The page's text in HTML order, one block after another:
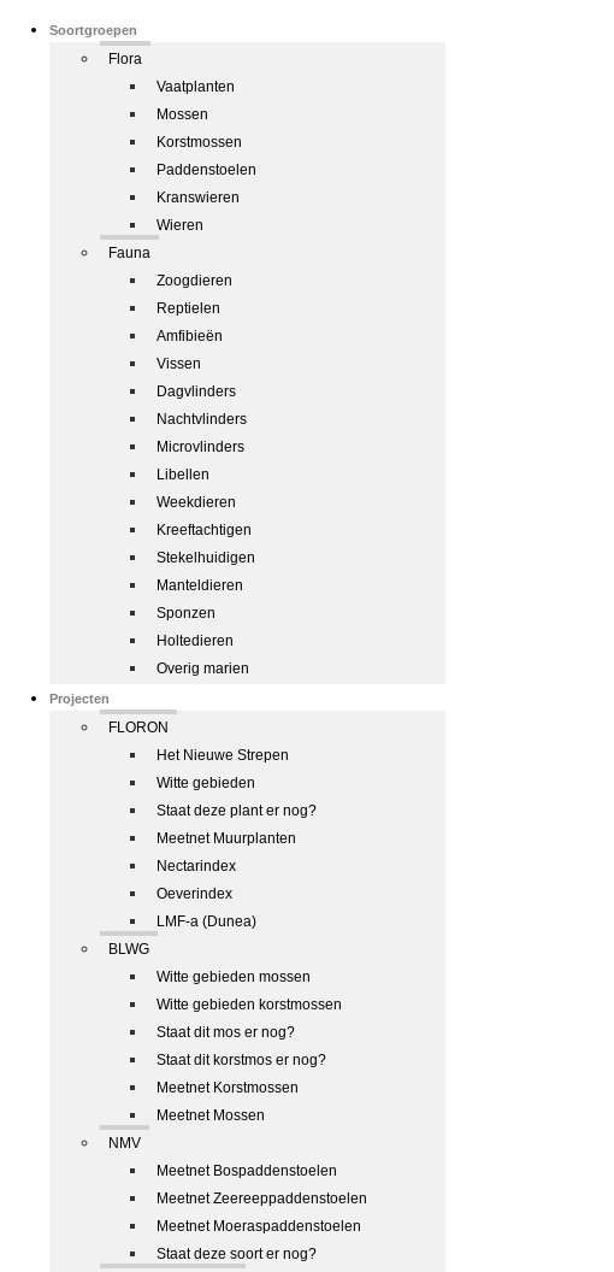
Soortgroepen
Flora
Vaatplanten
Mossen
Korstmossen
Paddenstoelen
Kranswieren
Wieren
Fauna
Zoogdieren
Reptielen
Amfibieën
Vissen
Dagvlinders
Nachtvlinders
Microvlinders
Libellen
Weekdieren
Kreeftachtigen
Stekelhuidigen
Manteldieren
Sponzen
Holtedieren
Overig marien
Projecten
FLORON
Het Nieuwe Strepen
Witte gebieden
Staat deze plant er nog?
Meetnet Muurplanten
Nectarindex
Oeverindex
LMF-a (Dunea)
BLWG
Witte gebieden mossen
Witte gebieden korstmossen
Staat dit mos er nog?
Staat dit korstmos er nog?
Meetnet Korstmossen
Meetnet Mossen
NMV
Meetnet Bospaddenstoelen
Meetnet Zeereeppaddenstoelen
Meetnet Moeraspaddenstoelen
Staat deze soort er nog?